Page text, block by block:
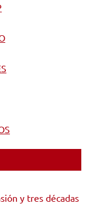
y tres décadas